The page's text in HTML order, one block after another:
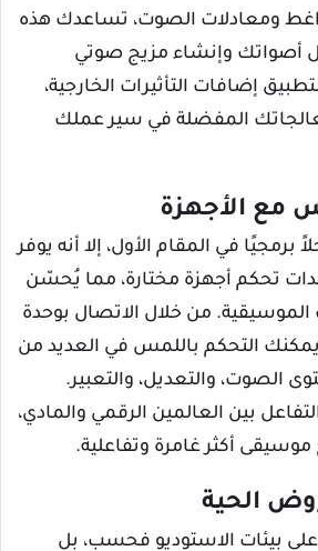
ومعادلات الصوت، تساعدك هذه
أصواتك وإنشاء مزيج صوتي
إضافات التأثيرات الخارجية،
المفضلة في سير عملك
مع الأجهزة
برمجيًا في المقام الأول، إلا أنه يوفر
تحكم أجهزة مختارة، مما يُحسّن
من خلال الاتصال بوحدة
التحكم باللمس في العديد من
الصوت، والتعديل، والتعبير.
بين العالمين الرقمي والمادي،
موسيقى أكثر غامرة وتفاعلية.
الحية
بيئات الاستوديو فحسب، بل